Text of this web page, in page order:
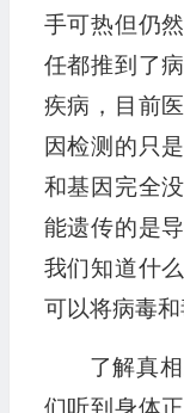
手可热但仍
任都推到了
疾病，目前
因检测的只
和基因完全
能遗传的是
我们知道什
可以将病毒和
了解真
们听到身体